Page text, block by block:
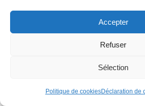
Accepter
Refuser
Sélection
Politique de cookiesDéclaration de
FRANCORCHA
STAGE |
NÜRBURGRING